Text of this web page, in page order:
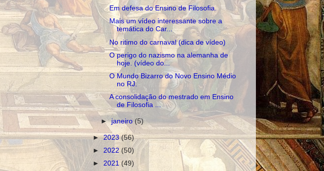
Em defesa do Ensino de Filosofia.
Mais um vídeo interessante sobre a
temática do Car...
No ritimo do carnaval (dica de vídeo)
O perigo do nazismo na alemanha de
hoje. (vídeo do...
O Mundo Bizarro do Novo Ensino Médio
no RJ.
A consolidação do mestrado em Ensino
de Filosofia ...
►janeiro(5)
►2023(56)
► 2022 (50)
► 2021 (49)